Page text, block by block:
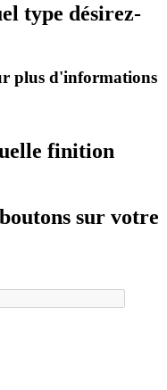
type désirez-
plus d'informations
finition
sur votre